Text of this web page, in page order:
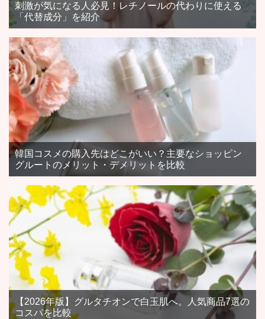
刺激が気になる人必見！レチノールの代わりに使える
「代替成分」を紹介
韓国コスメの購入先はどこがいい？主要なショッピン
グルートのメリット・デメリットを比較
【2026年版】グルタチオンで白玉肌へ。人気商品7選の
コスパを比較